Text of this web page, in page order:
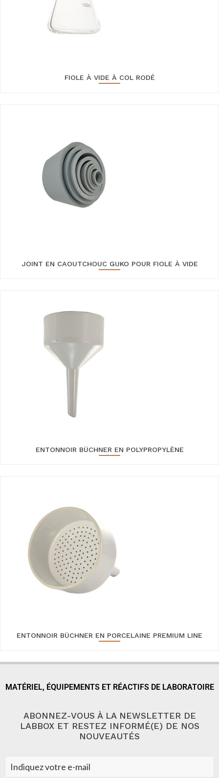
FIOLE À VIDE À COL RODÉ
JOINT EN CAOUTCHOUC GUKO POUR FIOLE À VIDE
ENTONNOIR BÜCHNER EN POLYPROPYLÈNE
ENTONNOIR BÜCHNER EN PORCELAINE PREMIUM LINE
MATÉRIEL, ÉQUIPEMENTS ET RÉACTIFS DE LABORATOIRE
ABONNEZ-VOUS À LA NEWSLETTER DE
LABBOX ET RESTEZ INFORMÉ(E) DE NOS
NOUVEAUTÉS